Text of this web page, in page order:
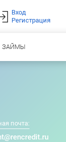
Вход
Регистрация
ЗАЙМЫ
почта: